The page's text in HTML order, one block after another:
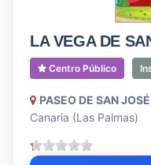
LA VEGA DE
Centro Público
PASEO DE SAN
Canaria (Las Palmas)